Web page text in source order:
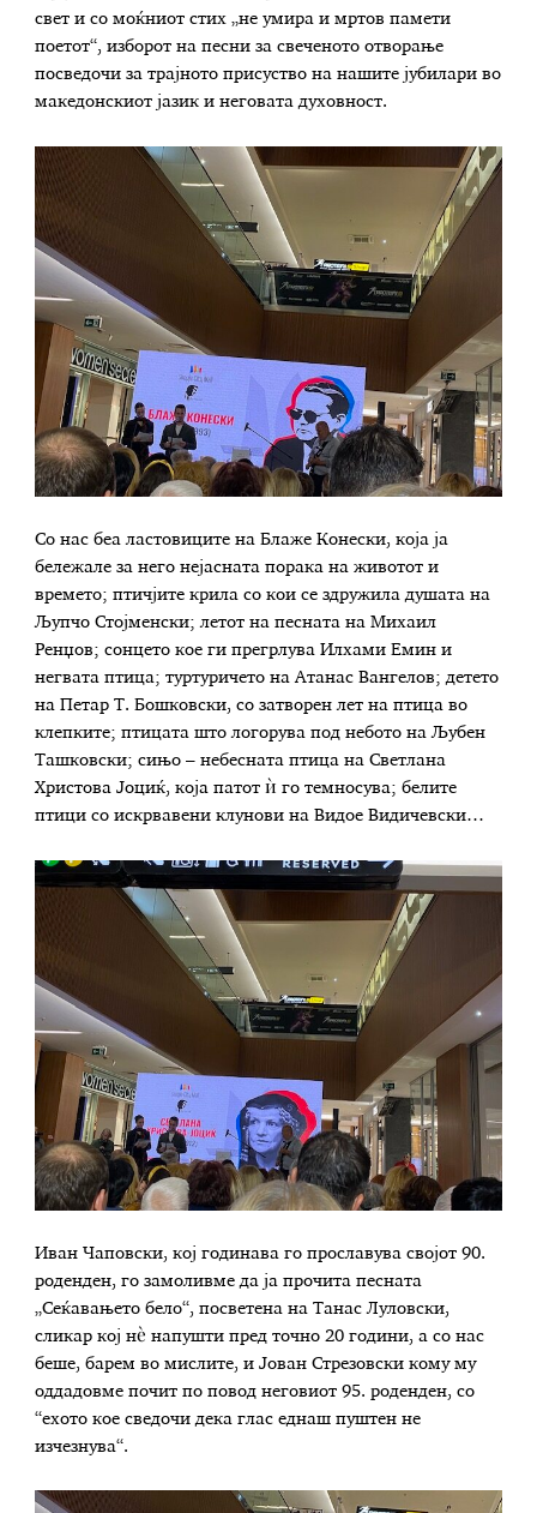
свет и со моќниот стих „не умира и мртов памети
поетот“, изборот на песни за свеченото отворање
посведочи за трајното присуство на нашите јубилари во
македонскиот јазик и неговата духовност.
Со нас беа ластовиците на Блаже Конески, која ја
бележале за него нејасната порака на животот и
времето; птичјите крила со кои се здружила душата на
Љупчо Стојменски; летот на песната на Михаил
Ренџов; сонцето кое ги прегрлува Илхами Емин и
негвата птица; туртуричето на Атанас Вангелов; детето
на Петар Т. Бошковски, со затворен лет на птица во
клепките; птицата што логорува под небото на Љубен
Ташковски; сињо – небесната птица на Светлана
Христова Јоциќ, која патот ѝ го темносува; белите
птици со искрвавени клунови на Видое Видичевски…
Иван Чаповски, кој годинава го прославува својот 90.
роденден, го замоливме да ја прочита песната
„Сеќавањето бело“, посветена на Танас Луловски,
сликар кој нè напушти пред точно 20 години, а со нас
беше, барем во мислите, и Јован Стрезовски кому му
оддадовме почит по повод неговиот 95. роденден, со
“ехото кое сведочи дека глас еднаш пуштен не
изчезнува“.